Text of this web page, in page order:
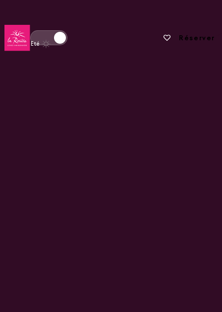
Retour à la page d'accueil
Basculer l'affichage en mode hiver
Eté
Vos favoris
Réserver